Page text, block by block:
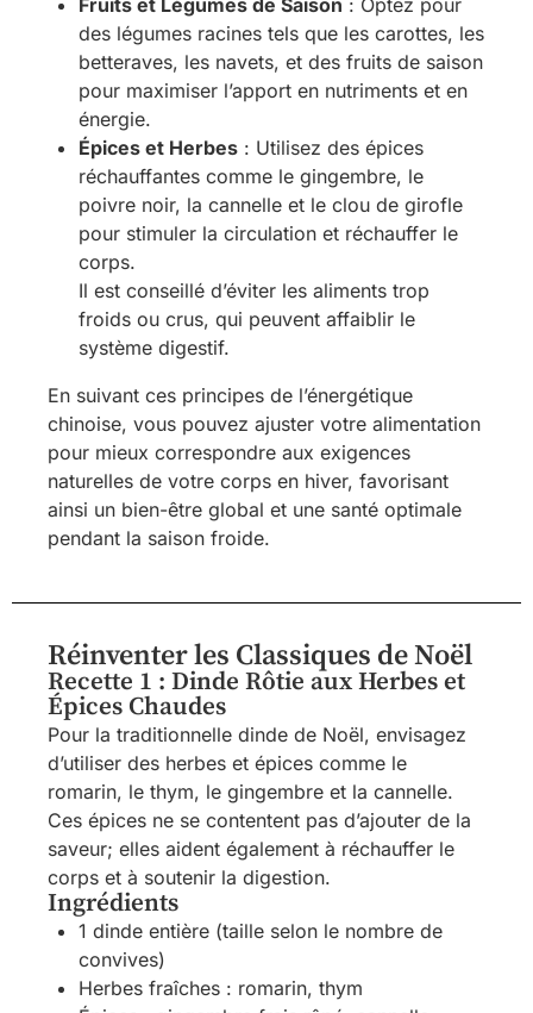
des légumes racines tels que les carottes, les
betteraves, les navets, et des fruits de saison
pour maximiser l’apport en nutriments et en
énergie.
Épices et Herbes : Utilisez des épices
réchauffantes comme le gingembre, le
poivre noir, la cannelle et le clou de girofle
pour stimuler la circulation et réchauffer le
corps.
Il est conseillé d’éviter les aliments trop
froids ou crus, qui peuvent affaiblir le
système digestif.
En suivant ces principes de l’énergétique
chinoise, vous pouvez ajuster votre alimentation
pour mieux correspondre aux exigences
naturelles de votre corps en hiver, favorisant
ainsi un bien-être global et une santé optimale
pendant la saison froide.
Réinventer les Classiques de Noël
Recette 1 : Dinde Rôtie aux Herbes et
Épices Chaudes
Pour la traditionnelle dinde de Noël, envisagez
d’utiliser des herbes et épices comme le
romarin, le thym, le gingembre et la cannelle.
Ces épices ne se contentent pas d’ajouter de la
saveur; elles aident également à réchauffer le
corps et à soutenir la digestion.
Ingrédients
1 dinde entière (taille selon le nombre de
convives)
Herbes fraîches : romarin, thym